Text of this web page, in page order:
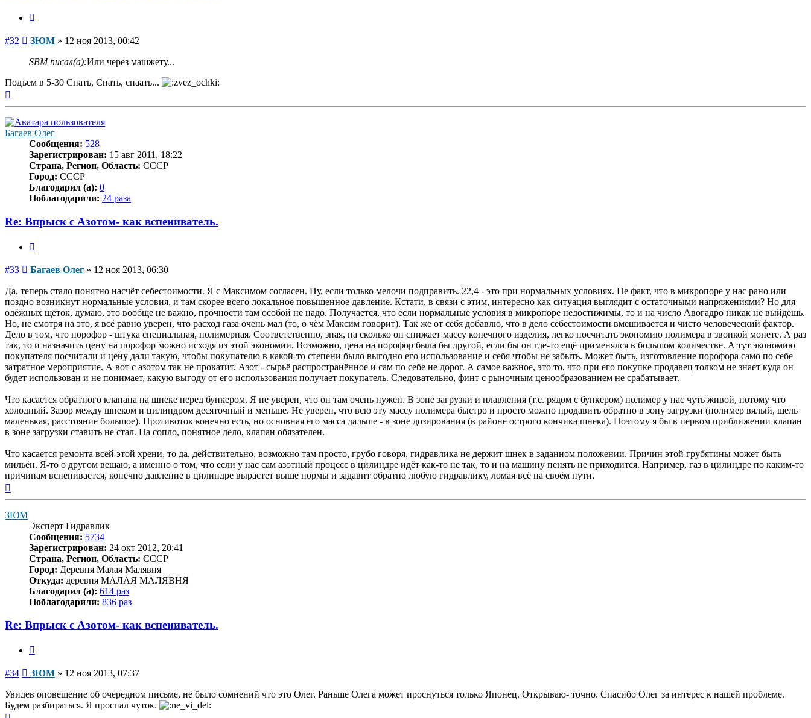
#32 Сообщение
ЗЮМ » 12 ноя 2013, 00:42
SBM писал(а):Или через машжету...
Подъем в 5-30 Спать, Спать, спаать...
Багаев Олег
Сообщения: 528
Зарегистрирован: 15 авг 2011, 18:22
Страна, Регион, Область: СССР
Город: СССР
Благодарил (а): 0
Поблагодарили: 24 раза
Re: Впрыск с Азотом- как вспениватель.
#33 Сообщение
Багаев Олег » 12 ноя 2013, 06:30
Да, теперь стало понятно насчёт себестоимости. Я с Максимом согласен. Ну, если только мелочи подправить. 22,4 - это при нормальных условиях. Не факт, что в микропоре у нас рано или
поздно возникнут нормальные условия, и там скорее всего локальное повышенное давление. Кстати, в связи с этим, интересно как ситуация выглядит с остаточными напряжениями? Но для
одёжных щеток, думаю, это вообще не важно, прочности там особой не надо. Получается, что если нормальные условия в микропоре недостижимы, то и на число Авогадро никак не выйдешь.
Но, не смотря на это, я всё равно уверен, что расход газа очень мал (то, о чём Максим говорит). Так же от себя добавлю, что в дело себестоимости вмешивается и чисто человеческий фактор.
Дело в том, что порофор - штука специальная, полимерная. Соответственно, зная, на сколько он снижает массу конечного изделия, легко посчитать экономию полимера в звонкой монете. А раз
так, то и назначить цену на порофор можно исходя из этой экономии. Возможно, цена на порофор была бы другой, если бы он где-то ещё применялся в большом количестве. А тут экономию
покупателя посчитали и цену дали такую, чтобы покупателю в какой-то степени было выгодно его использование и себя чтобы не забыть. Может быть, изготовление порофора само по себе
затратное мероприятие. А вот с азотом так не прокатит. Азот - сырьё распространённое и сам по себе не дорог. А самое важное, это то, что при его покупке продавец толком не знает куда он
будет использован и не понимает, какую выгоду от его использования получает покупатель. Следовательно, финт с рыночным ценообразованием не срабатывает.
Что касается обратного клапана на шнеке перед бункером. Я не уверен, что он там очень нужен. В зоне загрузки и плавления (т.е. рядом с бункером) полимер у нас чуть живой, потому что
холодный. Зазор между шнеком и цилиндром десяточный и меньше. Не уверен, что всю эту массу полимера быстро и просто можно продавить обратно в зону загрузки (полимер вялый, щель
маленькая, расстояние большое). Противоток конечно есть, но основная его масса дальше - в зоне дозирования (в районе острого кончика шнека). Поэтому я бы в первом приближении клапан
в зоне загрузки ставить не стал. На сопло, понятное дело, клапан обязателен.
Что касается ремонта всей этой хрени, то да, действительно, возможно там просто, грубо говоря, гидравлика не держит шнек в заданном положении. Причин этой грубятины может быть
мильён. Я-то о другом вещаю, а именно о том, что если у нас сам азотный процесс в цилиндре идёт как-то не так, то и на машину пенять не приходится. Например, газ в цилиндре по каким-то
причинам вспенивается, конечно давление в цилиндре вырастет выше нормы и задавит обратно любую гидравлику, ломая всё на своём пути.
ЗЮМ
Эксперт Гидравлик
Сообщения: 5734
Зарегистрирован: 24 окт 2012, 20:41
Страна, Регион, Область: СССР
Город: Деревня Малая Малявня
Откуда: деревня МАЛАЯ МАЛЯВНЯ
Благодарил (а): 614 раз
Поблагодарили: 836 раз
Re: Впрыск с Азотом- как вспениватель.
#34 Сообщение
ЗЮМ » 12 ноя 2013, 07:37
Увидев оповещение об очередном письме, не было сомнений что это Олег. Раньше Олега может проснуться только Японец. Открываю- точно. Спасибо Олег за интерес к нашей проблеме.
Будем разбираться. Я проспал чуток.